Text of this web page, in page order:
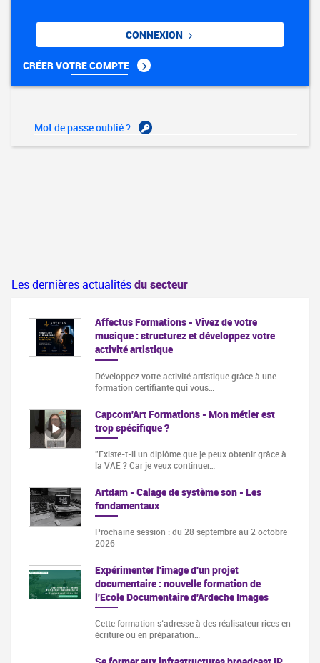
CONNEXION
CRÉER VOTRE COMPTE
Mot de passe oublié ?
Les dernières actualitésdu secteur
Affectus Formations - Vivez de votre
musique : structurez et développez votre
activité artistique
Développez votre activité artistique grâce à une
formation certifiante qui vous…
Capcom'Art Formations - Mon métier est
trop spécifique ?
"Existe-t-il un diplôme que je peux obtenir grâce à
la VAE ? Car je veux continuer…
Artdam - Calage de système son - Les
fondamentaux
Prochaine session : du 28 septembre au 2 octobre
2026
Expérimenter l'image d'un projet
documentaire : nouvelle formation de
l'Ecole Documentaire d'Ardeche Images
Cette formation s‘adresse à des réalisateur·rices en
écriture ou en préparation…